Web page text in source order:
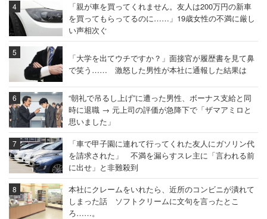
「親が車を買ってくれません。友人は200万円の新車
を買ってもらってるのに……」19歳女性の不満に厳し
い声相次ぐ
「大学を出てウチですか？」面接官が履歴書を見て鼻
で笑う…… 激怒した男性が本社に通報した結果は
“朝礼で吊るし上げ”に遭った男性、ボーナス支給と同
時に退職 → 元上司の評価が急降下で「ザマアミロと
思いました」
「車で甲子園に連れて行ってくれた友人にガソリン代
を請求された」 不満を漏らすスレ主に「言われる前
に出せ」と非難殺到
本社にクレームをいれたら、近所のコンビニが潰れて
しまった話 ソフトクリームに文句を言ったとこ
ろ……。